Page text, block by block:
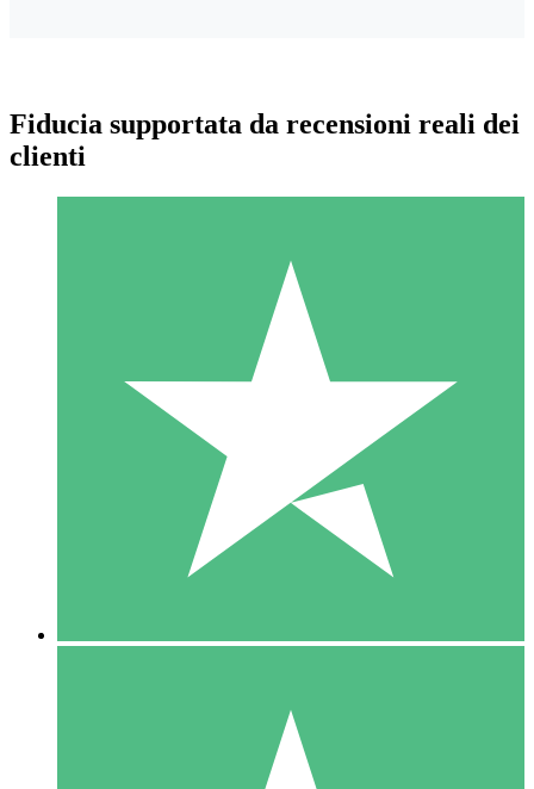
Pacchetti di Crediti Individuali
Paga a consumo con crediti di download. Nessun impegno
1 Download
10
US$1500
10 Download
20
Fiducia supportata da recensioni reali dei
clienti